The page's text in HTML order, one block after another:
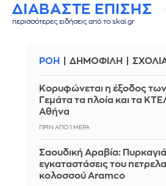
ΔΙΑΒΑΣΤΕ ΕΠΙΣΗΣ
περισσότερες ειδήσεις από το skai.gr
ΡΟΗ ΔΗΜΟΦΙΛΗ
Κορυφώνεται η έξοδος
Γεμάτα τα πλοία και τα
Αθήνα
ΠΡΙΝ ΑΠΌ 1 ΜΈΡΑ
Σαουδική Αραβία:
εγκαταστάσεις του
κολοσσού Aramco